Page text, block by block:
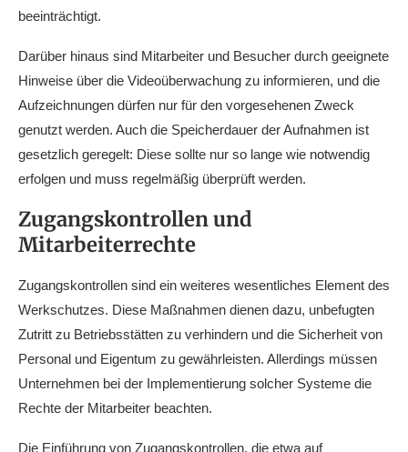
beeinträchtigt.
Darüber hinaus sind Mitarbeiter und Besucher durch geeignete
Hinweise über die Videoüberwachung zu informieren, und die
Aufzeichnungen dürfen nur für den vorgesehenen Zweck
genutzt werden. Auch die Speicherdauer der Aufnahmen ist
gesetzlich geregelt: Diese sollte nur so lange wie notwendig
erfolgen und muss regelmäßig überprüft werden.
Zugangskontrollen und
Mitarbeiterrechte
Zugangskontrollen sind ein weiteres wesentliches Element des
Werkschutzes. Diese Maßnahmen dienen dazu, unbefugten
Zutritt zu Betriebsstätten zu verhindern und die Sicherheit von
Personal und Eigentum zu gewährleisten. Allerdings müssen
Unternehmen bei der Implementierung solcher Systeme die
Rechte der Mitarbeiter beachten.
Die Einführung von Zugangskontrollen, die etwa auf